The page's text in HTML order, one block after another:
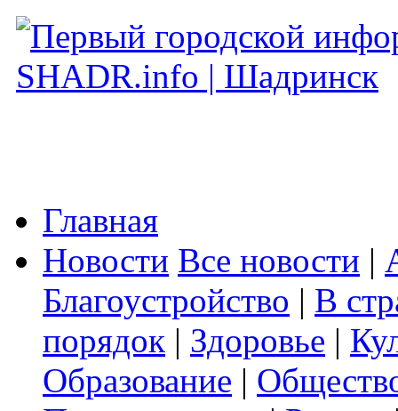
Главная
Новости Все новости |
Благоустройство | В
порядок | Здоровье |
Образование |